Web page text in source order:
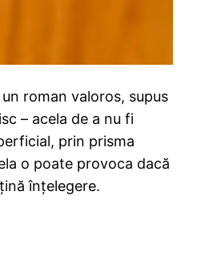
roman valoros, supus
– acela de a nu fi
prin prisma
o poate provoca dacă
înțelegere.